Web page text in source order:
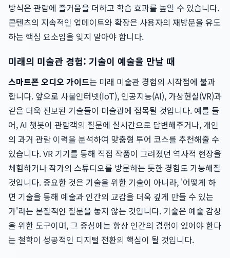
방식은 관람에 즐거움을 더하고 학습 효과를 높일 수 있습니다.
콘텐츠의 지속적인 업데이트와 확장은 사용자의 재방문을 유도
하는 핵심 요소임을 잊지 말아야 합니다.
미래의 미술관 경험: 기술이 예술을 만날 때
스마트폰 오디오 가이드는 미래 미술관 경험의 시작점에 불과
합니다. 앞으로 사물인터넷(IoT), 인공지능(AI), 가상현실(VR)과
같은 더욱 진보된 기술들이 미술관에 접목될 것입니다. 예를 들
어, AI 챗봇이 관람객의 질문에 실시간으로 답변해주거나, 개인
의 과거 관람 이력을 분석하여 맞춤형 투어 코스를 추천해줄 수
있습니다. VR 기기를 통해 직접 작품이 그려졌던 역사적 현장을
체험하거나 작가의 스튜디오를 방문하는 듯한 경험도 가능해질
것입니다. 중요한 것은 기술을 위한 기술이 아니라, '어떻게 하
면 기술을 통해 예술과 인간의 교감을 더욱 깊게 만들 수 있는
가'라는 본질적인 질문을 놓지 않는 것입니다. 기술은 예술 감상
을 위한 도구이며, 그 중심에는 항상 인간의 경험이 있어야 한다
는 철학이 성공적인 디지털 전환의 핵심이 될 것입니다.